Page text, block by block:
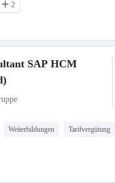
2
SAP HCM
Weiterbildungen Tarifvergütung